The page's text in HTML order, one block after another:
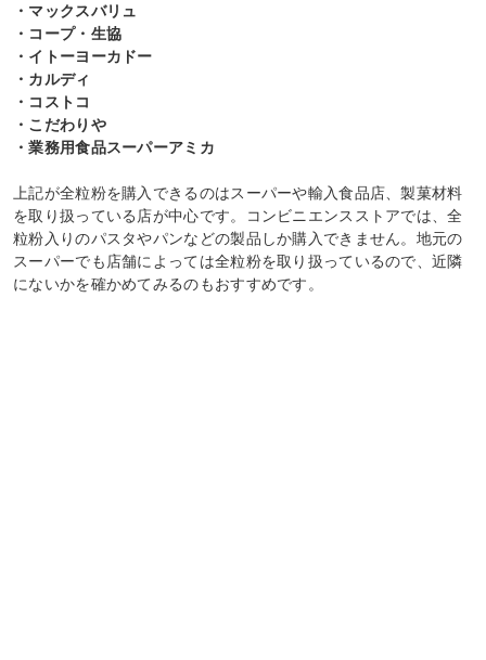
・マックスバリュ
・コープ・生協
・イトーヨーカドー
・カルディ
・コストコ
・こだわりや
・業務用食品スーパーアミカ
上記が全粒粉を購入できるのはスーパーや輸入食品店、製菓材料
を取り扱っている店が中心です。コンビニエンスストアでは、全
粒粉入りのパスタやパンなどの製品しか購入できません。地元の
スーパーでも店舗によっては全粒粉を取り扱っているので、近隣
にないかを確かめてみるのもおすすめです。